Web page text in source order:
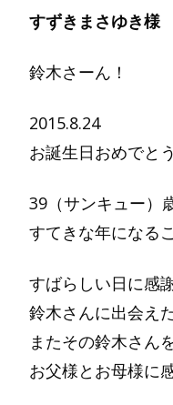
すずきまさゆき様
鈴木さーん！
2015.8.24
お誕生日おめでと
39（サンキュー）
すてきな年になる
すばらしい日に感
鈴木さんに出会え
またその鈴木さん
お父様とお母様に